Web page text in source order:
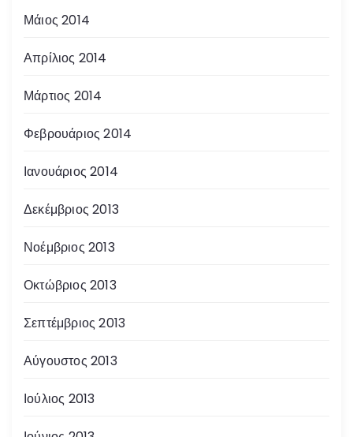
Μάιος 2014
Απρίλιος 2014
Μάρτιος 2014
Φεβρουάριος 2014
Ιανουάριος 2014
Δεκέμβριος 2013
Νοέμβριος 2013
Οκτώβριος 2013
Σεπτέμβριος 2013
Αύγουστος 2013
Ιούλιος 2013